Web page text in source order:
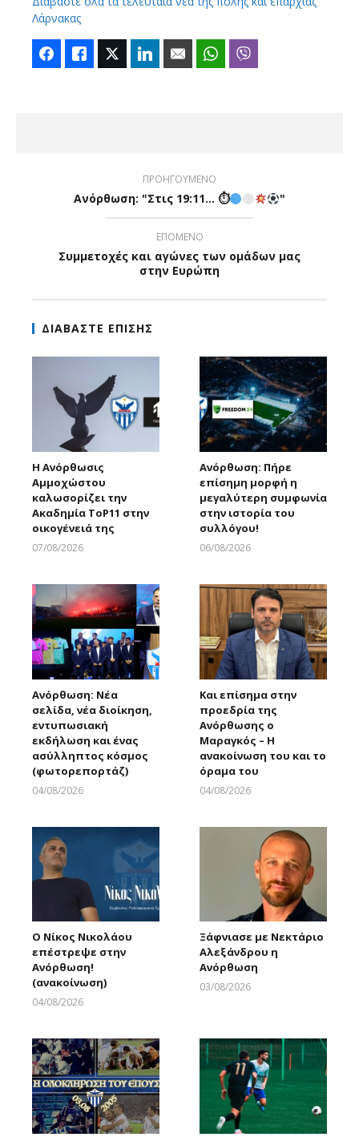
Λάρνακας
FacebookLike Twitter LinkedIn Email WhatsApp
ΠΡΟΗΓΟΥΜΕΝΟ
Ανόρθωση: "Στις 19:11... ⏱ "
ΕΠΟΜΕΝΟ
Συμμετοχές και αγώνες των ομάδων μας
στην Ευρώπη
ΔΙΑΒΑΣΤΕ ΕΠΙΣΗΣ
Η Ανόρθωσις
Αμμοχώστου
καλωσορίζει την
Ακαδημία ToP11 στην
οικογένειά της
07/08/2026
Ανόρθωση: Πήρε
επίσημη μορφή η
μεγαλύτερη συμφωνία
στην ιστορία του
συλλόγου!
06/08/2026
Ανόρθωση: Νέα
σελίδα, νέα διοίκηση,
εντυπωσιακή
εκδήλωση και ένας
ασύλληπτος κόσμος
(φωτορεπορτάζ)
04/08/2026
Και επίσημα στην
προεδρία της
Ανόρθωσης ο
Μαραγκός – Η
ανακοίνωση του και το
όραμα του
04/08/2026
Ο Νίκος Νικολάου
επέστρεψε στην
Ανόρθωση!
(ανακοίνωση)
04/08/2026
Ξάφνιασε με Νεκτάριο
Αλεξάνδρου η
Ανόρθωση
03/08/2026